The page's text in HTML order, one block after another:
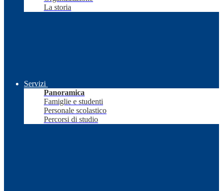
La storia
Servizi
Panoramica
Famiglie e studenti
Personale scolastico
Percorsi di studio